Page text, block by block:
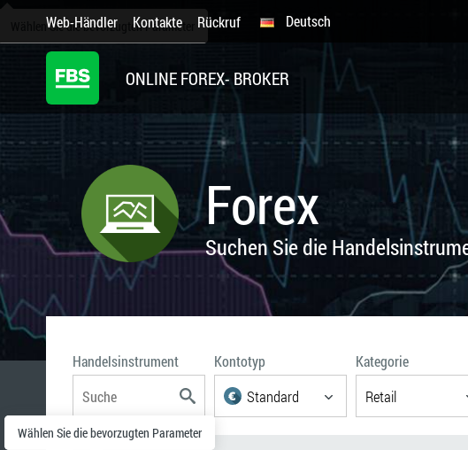
Web-Händler Kontakte Rückruf Deutsch
ONLINE FOREX- BROKER
Forex
Suchen Sie die
Handelsinstrument Kontotyp
Standard
Kategorie
Retail
Wählen Sie die bevorzugten Parameter
Wählen Sie die bevorzugten Parameter